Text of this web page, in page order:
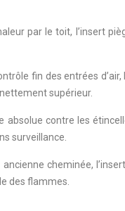
par le toit, l’insert
fin des entrées
supérieur.
contre les
surveillance.
cheminée,
des flammes.